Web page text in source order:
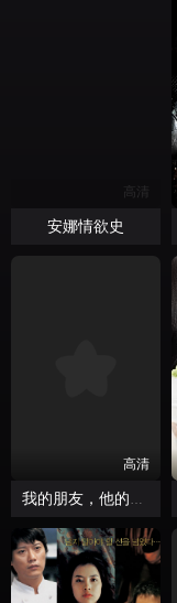
高清
安娜情欲史
高清
我的朋友，他的老婆